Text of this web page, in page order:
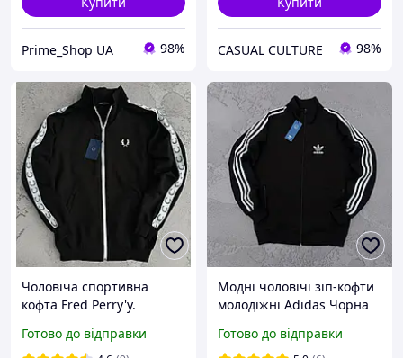
Prime_Shop UA 98% CASUAL CULTURE 98%
Чоловіча спортивна
кофта Fred Perry'y.
блискавці з лампасом
Готово до відправки
Модні чоловічі зіп-кофти
молодіжні Adidas Чорна
капюшона, Худі на
Готово до відправки